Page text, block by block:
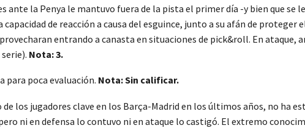
la Penya le mantuvo fuera de la pista el primer día -y bien que se
de reacción a causa del esguince, junto a su afán de
entrando a canasta en situaciones de pick&roll. En
Nota: 3.
para poca evaluación. Nota: Sin calificar.
los jugadores clave en los Barça-Madrid en los últimos años, no ha
ni en defensa lo contuvo ni en ataque lo castigó. El extremo